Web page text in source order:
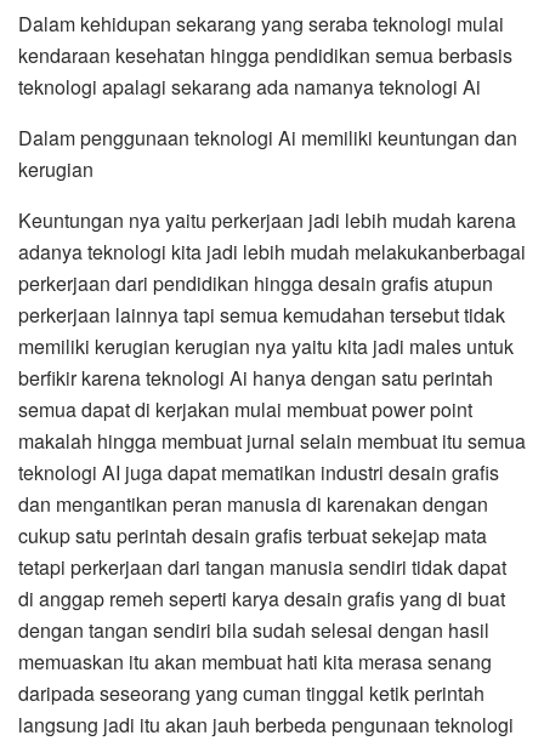
Dalam kehidupan sekarang yang seraba teknologi mulai
kendaraan kesehatan hingga pendidikan semua berbasis
teknologi apalagi sekarang ada namanya teknologi Ai
Dalam penggunaan teknologi Ai memiliki keuntungan dan
kerugian
Keuntungan nya yaitu perkerjaan jadi lebih mudah karena
adanya teknologi kita jadi lebih mudah melakukanberbagai
perkerjaan dari pendidikan hingga desain grafis atupun
perkerjaan lainnya tapi semua kemudahan tersebut tidak
memiliki kerugian kerugian nya yaitu kita jadi males untuk
berfikir karena teknologi Ai hanya dengan satu perintah
semua dapat di kerjakan mulai membuat power point
makalah hingga membuat jurnal selain membuat itu semua
teknologi AI juga dapat mematikan industri desain grafis
dan mengantikan peran manusia di karenakan dengan
cukup satu perintah desain grafis terbuat sekejap mata
tetapi perkerjaan dari tangan manusia sendiri tidak dapat
di anggap remeh seperti karya desain grafis yang di buat
dengan tangan sendiri bila sudah selesai dengan hasil
memuaskan itu akan membuat hati kita merasa senang
daripada seseorang yang cuman tinggal ketik perintah
langsung jadi itu akan jauh berbeda pengunaan teknologi